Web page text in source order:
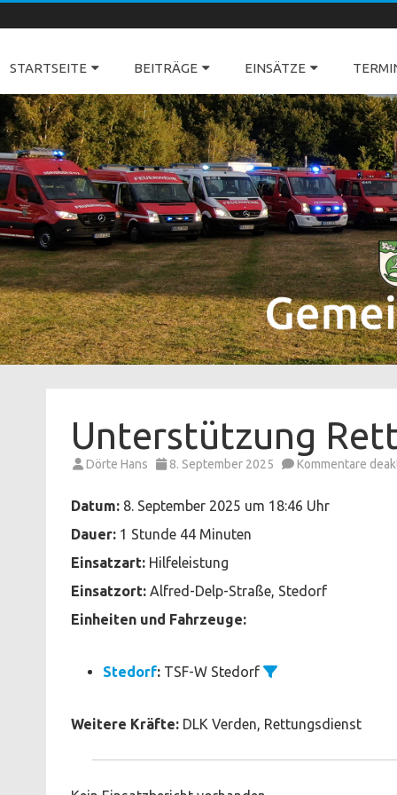
STARTSEITE BEITRÄGE EINSÄTZE
Unterstützung
Dörte Hans 8. September 2025 Kommentare
Datum: 8. September 2025 um 18:46 Uhr
Dauer: 1 Stunde 44 Minuten
Einsatzart: Hilfeleistung
Einsatzort: Alfred-Delp-Straße, Stedorf
Einheiten und Fahrzeuge:
Stedorf: TSF-W Stedorf
Weitere Kräfte: DLK Verden, Rettungsdienst